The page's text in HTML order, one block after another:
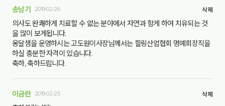
송남기 2019-02-26 삭제
의사도 완쾌하게 치료할 수 없는 분야에서 자연과 함게 하여 치유되는 것
을 많이 보게됩니다.
옹달샘을 운영하시는 고도원이사장님께서는 힐링산업협회 명예회장직을
하실 충분한 자격이 있습니다.
축하, 축하드립니다.
이금란 2019-02-25 삭제